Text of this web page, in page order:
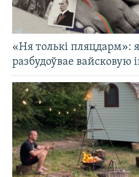
«Ня толькі пляцдарм»:
разбудоўвае вайсковую